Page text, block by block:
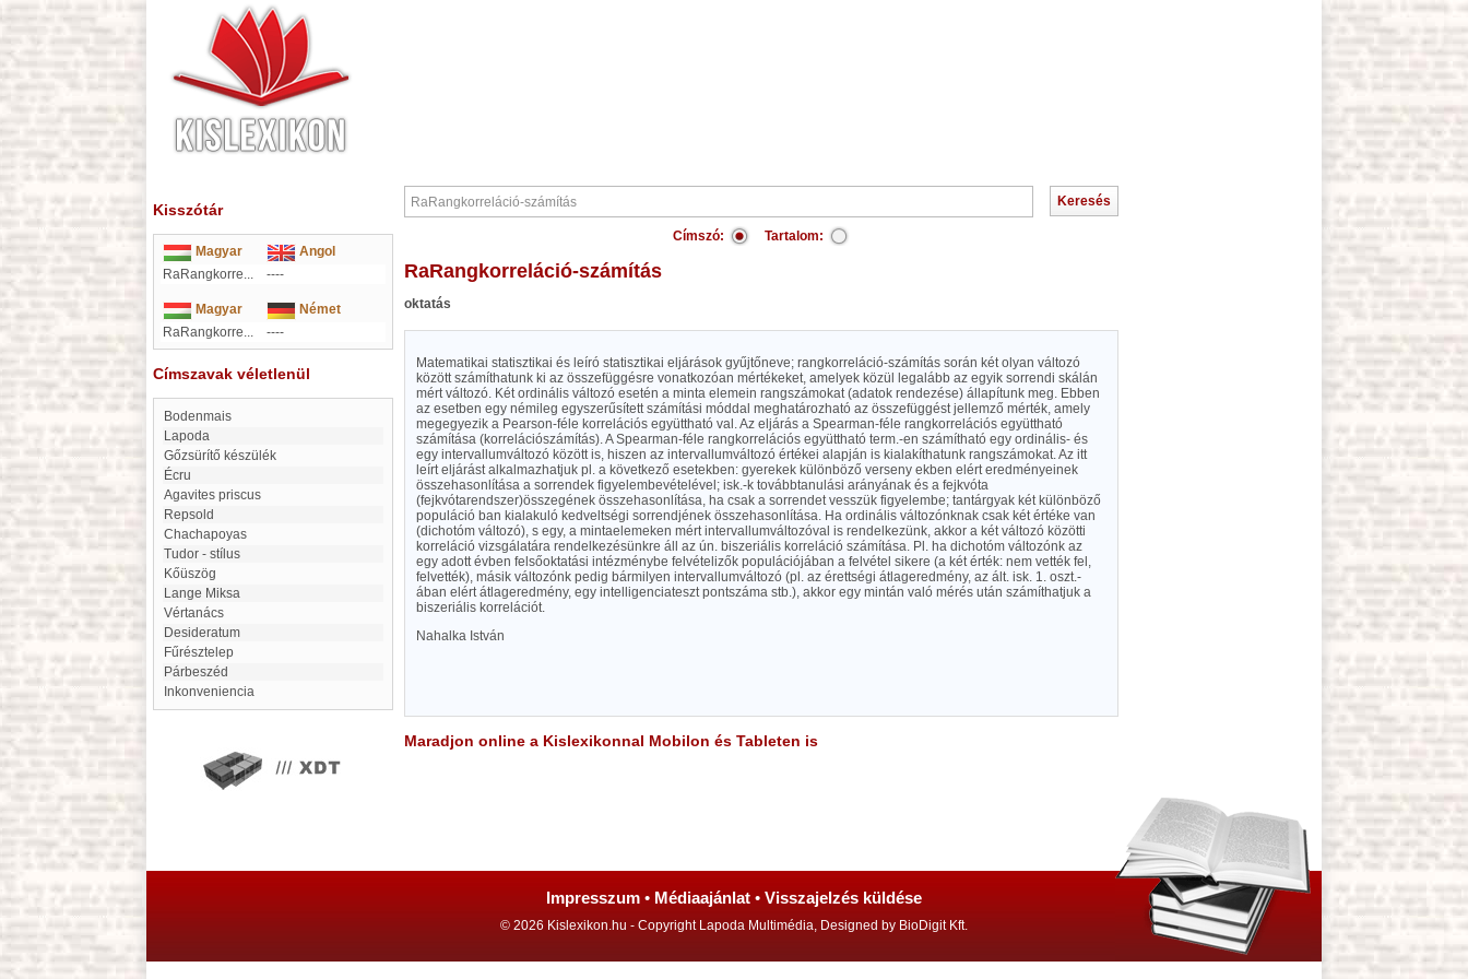
Kisszótár
Magyar
Angol
RaRangkorre...
----
Magyar
Német
RaRangkorre...
----
Címszavak véletlenül
Bodenmais
Lapoda
Gőzsürítő készülék
Écru
Agavites priscus
Repsold
Chachapoyas
Tudor - stílus
Kőüszög
Lange Miksa
Vértanács
desideratum
Fűrésztelep
Párbeszéd
inkonveniencia
Címszó: Tartalom:
RaRangkorreláció-számítás
oktatás
Matematikai statisztikai és leíró statisztikai eljárások gyűjtőneve; rangkorreláció-számítás során két olyan változó
között számíthatunk ki az összefüggésre vonatkozóan mértékeket, amelyek közül legalább az egyik sorrendi skálán
mért változó. Két ordinális változó esetén a minta elemein rangszámokat (adatok rendezése) állapítunk meg. Ebben
az esetben egy némileg egyszerűsített számítási móddal meghatározható az összefüggést jellemző mérték, amely
megegyezik a Pearson-féle korrelációs együttható val. Az eljárás a Spearman-féle rangkorrelációs együttható
számítása (korrelációszámítás). A Spearman-féle rangkorrelációs együttható term.-en számítható egy ordinális- és
egy intervallumváltozó között is, hiszen az intervallumváltozó értékei alapján is kialakíthatunk rangszámokat. Az itt
leírt eljárást alkalmazhatjuk pl. a következő esetekben: gyerekek különböző verseny ekben elért eredményeinek
összehasonlítása a sorrendek figyelembevételével; isk.-k továbbtanulási arányának és a fejkvóta
(fejkvótarendszer)összegének összehasonlítása, ha csak a sorrendet vesszük figyelembe; tantárgyak két különböző
populáció ban kialakuló kedveltségi sorrendjének összehasonlítása. Ha ordinális változónknak csak két értéke van
(dichotóm változó), s egy, a mintaelemeken mért intervallumváltozóval is rendelkezünk, akkor a két változó közötti
korreláció vizsgálatára rendelkezésünkre áll az ún. biszeriális korreláció számítása. Pl. ha dichotóm változónk az
egy adott évben felsőoktatási intézménybe felvételizők populációjában a felvétel sikere (a két érték: nem vették fel,
felvették), másik változónk pedig bármilyen intervallumváltozó (pl. az érettségi átlageredmény, az ált. isk. 1. oszt.-
ában elért átlageredmény, egy intelligenciateszt pontszáma stb.), akkor egy mintán való mérés után számíthatjuk a
biszeriális korrelációt.
Nahalka István
Maradjon online a Kislexikonnal Mobilon és Tableten is
Impresszum • Médiaajánlat • Visszajelzés küldése
© 2026 Kislexikon.hu - Copyright Lapoda Multimédia, Designed by BioDigit Kft.